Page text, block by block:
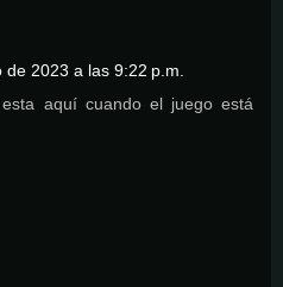
de 2023 a las 9:22 p.m.
aquí cuando el juego está